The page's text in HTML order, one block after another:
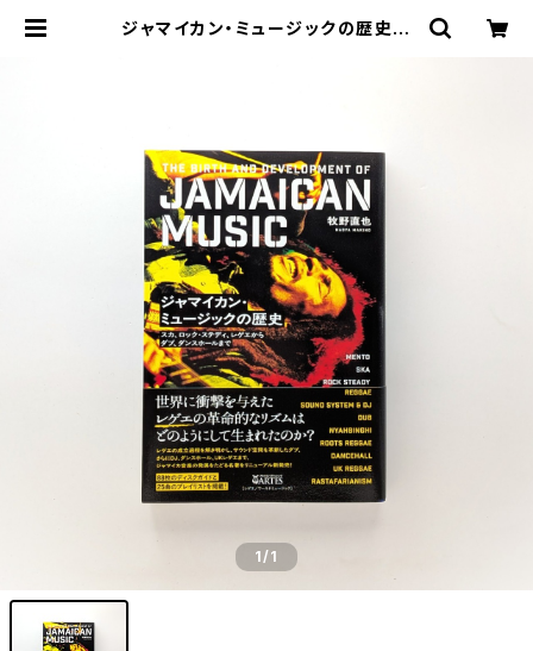
ジャマイカン・ミュージックの歴史
1/1